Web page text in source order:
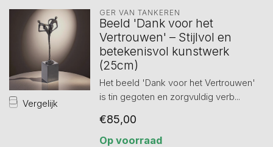
Vergelijk
GER VAN TANKEREN
Beeld 'Dank voor het
Vertrouwen' – Stijlvol en
betekenisvol kunstwerk
(25cm)
Het beeld 'Dank voor het Vertrouwen'
is tin gegoten en zorgvuldig verb...
€85,00
Op voorraad